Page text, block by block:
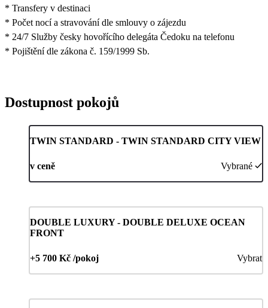
* Transfery v destinaci
* Počet nocí a stravování dle smlouvy o zájezdu
* 24/7 Služby česky hovořícího delegáta Čedoku na telefonu
* Pojištění dle zákona č. 159/1999 Sb.
Dostupnost pokojů
TWIN STANDARD - TWIN STANDARD CITY VIEW
v ceně Vybrané
DOUBLE LUXURY - DOUBLE DELUXE OCEAN
FRONT
+5 700 Kč /pokoj Vybrat